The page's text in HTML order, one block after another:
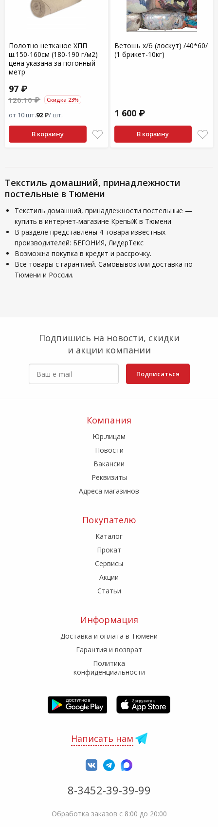
Полотно нетканое ХПП
ш.150-160см (180-190 г/м2)
цена указана за погонный
метр
97 ₽
126.10 ₽ Скидка 23%
от 10 шт.92 ₽/ шт.
В корзину
Ветошь х/б (лоскут) /40*60/
(1 брикет-10кг)
1 600 ₽
В корзину
Текстиль домашний, принадлежности
постельные в Тюмени
Текстиль домашний, принадлежности постельные —
купить в интернет-магазине КрепыЖ в Тюмени
В разделе представлены 4 товара известных
производителей: БЕГОНИЯ, ЛидерТекс
Возможна покупка в кредит и рассрочку.
Все товары с гарантией. Самовывоз или доставка по
Тюмени и России.
Подпишись на новости, скидки
и акции компании
Подписаться
Компания
Юр.лицам
Новости
Вакансии
Реквизиты
Адреса магазинов
Покупателю
Каталог
Прокат
Сервисы
Акции
Статьи
Информация
Доставка и оплата в Тюмени
Гарантия и возврат
Политика
конфиденциальности
Написать нам
8-3452-39-39-99
Обработка заказов с 8:00 до 20:00